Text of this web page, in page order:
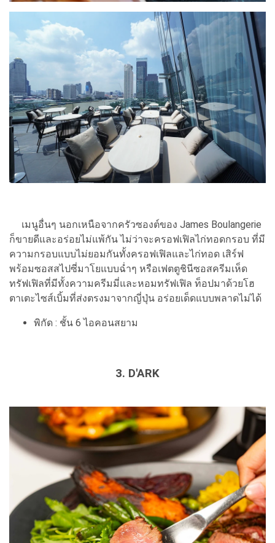
เมนูอื่นๆ นอกเหนือจากครัวซองต์ของ James Boulangerie
ก็ขายดีและอร่อยไม่แพ้กัน ไม่ว่าจะครอฟเฟิลไก่ทอดกรอบ ที่มี
ความกรอบแบบไม่ยอมกันทั้งครอฟเฟิลและไก่ทอด เสิร์ฟ
พร้อมซอสสไปซี่มาโยแบบฉ่ำๆ หรือเฟตตูชินีซอสครีมเห็ด
ทรัฟเฟิลที่มีทั้งความครีมมี่และหอมทรัฟเฟิล ท็อปมาด้วยโฮ
ตาเตะไซส์เบิ้มที่ส่งตรงมาจากญี่ปุ่น อร่อยเด็ดแบบพลาดไม่ได้
พิกัด : ชั้น 6 ไอคอนสยาม
3. D'ARK